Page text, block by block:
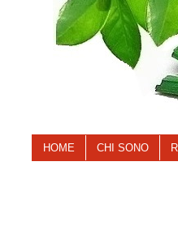
HOME CHI SONO